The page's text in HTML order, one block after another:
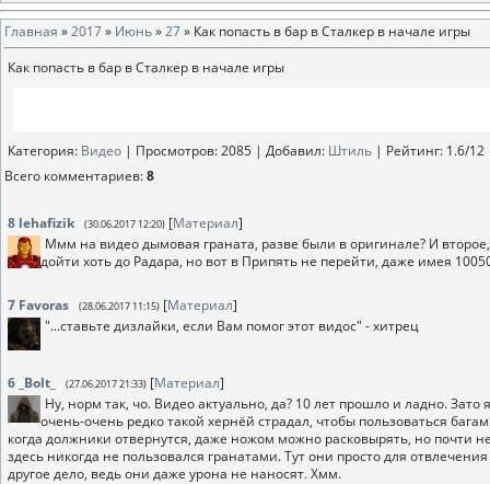
Главная »2017» Июнь»27» Как попасть в бар в Сталкер в начале игры
Как попасть в бар в Сталкер в начале игры
Категория: Видео | Просмотров: 2085 | Добавил: Штиль | Рейтинг: 1.6/12
Всего комментариев:8
8 lehafizik (30.06.2017 12:20) [Материал]
Ммм на видео дымовая граната, разве были в оригинале? И
дойти хоть до Радара, но вот в Припять не перейти, даже имея
7 Favoras (28.06.2017 11:15) [Материал]
"...ставьте дизлайки, если Вам помог этот видос" - хитрец
6 _Bolt_ (27.06.2017 21:33) [Материал]
Ну, норм так, чо. Видео актуально, да? 10 лет прошло и ладно.
очень-очень редко такой хернёй страдал, чтобы пользоваться
когда должники отвернутся, даже ножом можно расковырять, но почти
здесь никогда не пользовался гранатами. Тут они просто для
другое дело, ведь они даже урона не наносят. Хмм.